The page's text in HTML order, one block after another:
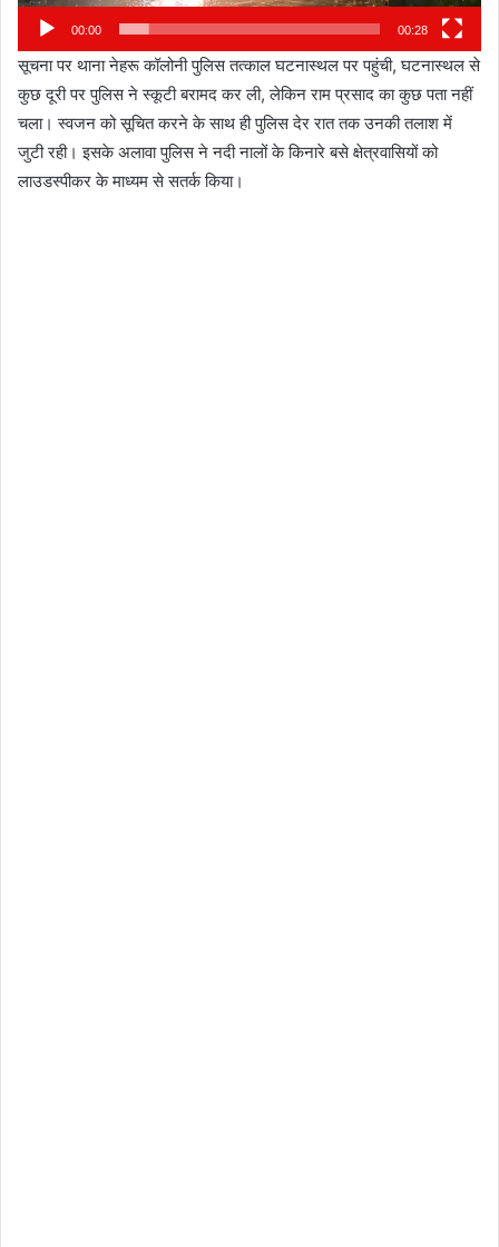
00:00 00:28
सूचना पर थाना नेहरू कॉलोनी पुलिस तत्काल घटनास्थल पर पहुंची, घटनास्थल से
कुछ दूरी पर पुलिस ने स्कूटी बरामद कर ली, लेकिन राम प्रसाद का कुछ पता नहीं
चला। स्वजन को सूचित करने के साथ ही पुलिस देर रात तक उनकी तलाश में
जुटी रही। इसके अलावा पुलिस ने नदी नालों के किनारे बसे क्षेत्रवासियों को
लाउडस्पीकर के माध्यम से सतर्क किया।